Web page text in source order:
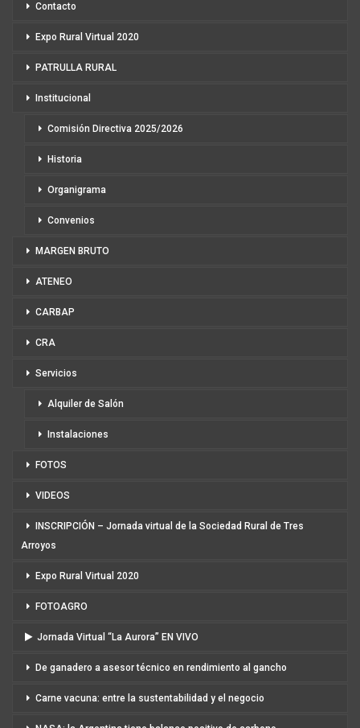
Contacto
Expo Rural Virtual 2020
PATRULLA RURAL
Institucional
Comisión Directiva 2025/2026
Historia
Organigrama
Convenios
MARGEN BRUTO
ATENEO
CARBAP
CRA
Servicios
Alquiler de Salón
Instalaciones
FOTOS
VIDEOS
INSCRIPCIÓN – Jornada virtual de la Sociedad Rural de Tres
Arroyos
Expo Rural Virtual 2020
FOTOAGRO
Jornada Virtual “La Aurora” EN VIVO
De ganadero a asesor técnico en rendimiento al gancho
Carne vacuna: entre la sustentabilidad y el negocio